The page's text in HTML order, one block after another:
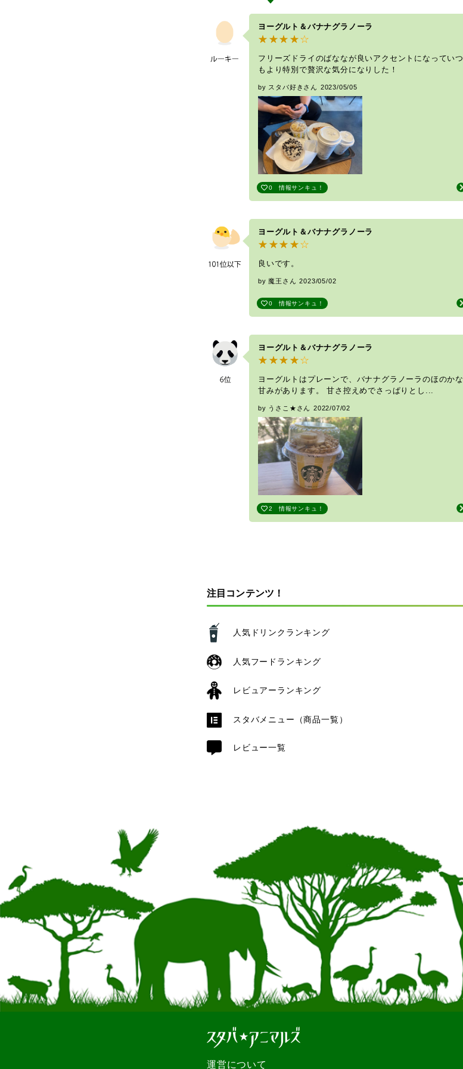
ヨーグルト＆バナナグラノーラ
フリーズドライのばななが良いアクセントになっていつ
もより特別で贅沢な気分になりした！
by スタバ好きさん 2023/05/05
0 情報サンキュ！
ヨーグルト＆バナナグラノーラ
良いです。
by 魔王さん 2023/05/02
0 情報サンキュ！
ヨーグルト＆バナナグラノーラ
ヨーグルトはプレーンで、バナナグラノーラのほのかな
甘みがあります。 甘さ控えめでさっぱりとし...
by うさこ★さん 2022/07/02
2 情報サンキュ！
注目コンテンツ！
人気ドリンクランキング
人気フードランキング
レビュアーランキング
スタバメニュー（商品一覧）
レビュー一覧
運営について